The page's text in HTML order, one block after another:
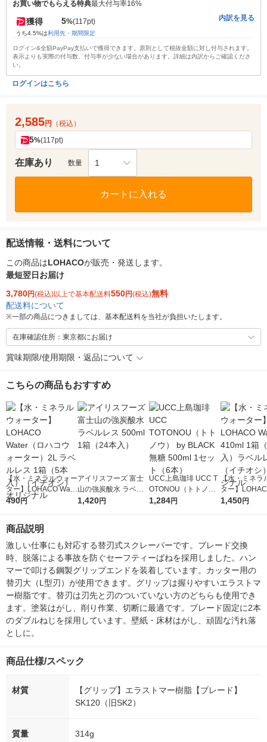
お買い物でもらえる特典最大付与率16%
獲得 5%(117pt)
うち4.5%は利用先・期間限定
内訳を見る
ログイン&全額PayPay支払いで獲得できます。原則として税抜金額に対し付与されます。
表示よりも実際の付与数、付与率が少ない場合があります。詳細は内訳からご確認くださ
い。
ログインはこちら
2,585円 （税込）
5%(117pt)
在庫あり 数量 1
カートに入れる
配送情報・送料について
この商品はLOHACOが販売・発送します。
最短翌日お届け
3,780円(税込)以上で基本配送料550円(税込)無料
配送料について
※一部の商品につきましては、基本配送料を当社が負担いたします。
在庫確認住所：東京都にお届け
賞味期限/使用期限・返品について
こちらの商品もおすすめ
【水・ミネラルウォー
ター】LOHACO Wate
r（ロハコウォータ
シ） オリジナル
490円
アイリスフーズ 富士
山の強炭酸水 ラベル
レス 500ml 1箱（24
1,420円
UCC上島珈琲 UCC T
OTONOU（トトノ
ウ） by BLACK無糖 5
1,284円
【水・ミネラ
ター】
r 410ml 1箱（
1,450円
商品説明
激しい仕事にも対応する替刃式スクレーパーです。ブレード交換
時、脱落による事故を防ぐセーフティーばねを採用しました。ハン
マーで叩ける鋼製グリップエンドを装着しています。カッター用の
替刃大（L型刃）が使用できます。グリップは握りやすいエラストマ
ー樹脂です。替刃は刃先と刃のついていない方のどちらも使用でき
ます。塗装はがし、削り作業、切断に最適です。ブレード固定に2本
のダブルねじを採用しています。壁紙・床材はがし、頑固な汚れ落
としに。
商品仕様/スペック
材質
【グリップ】エラストマー樹脂【ブレード】
SK120（旧SK2）
質量 314g